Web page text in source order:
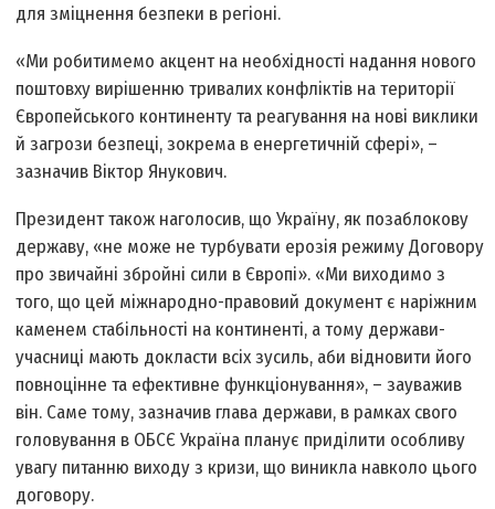
для зміцнення безпеки в регіоні.
«Ми робитимемо акцент на необхідності надання нового
поштовху вирішенню тривалих конфліктів на території
Європейського континенту та реагування на нові виклики
й загрози безпеці, зокрема в енергетичній сфері», –
зазначив Віктор Янукович.
Президент також наголосив, що Україну, як позаблокову
державу, «не може не турбувати ерозія режиму Договору
про звичайні збройні сили в Європі». «Ми виходимо з
того, що цей міжнародно-правовий документ є наріжним
каменем стабільності на континенті, а тому держави-
учасниці мають докласти всіх зусиль, аби відновити його
повноцінне та ефективне функціонування», – зауважив
він. Саме тому, зазначив глава держави, в рамках свого
головування в ОБСЄ Україна планує приділити особливу
увагу питанню виходу з кризи, що виникла навколо цього
договору.